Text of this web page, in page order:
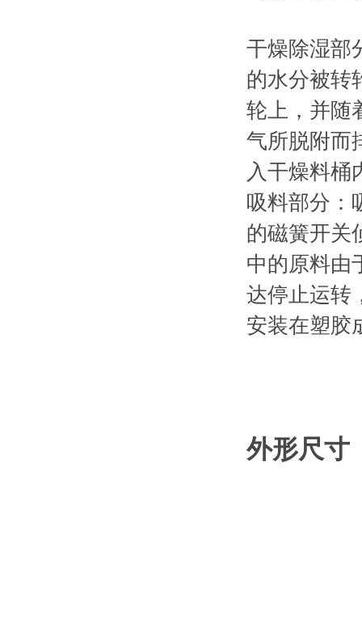
干燥除湿部
的水分被转
轮上，并随
气所脱附而
入干燥料桶
吸料部分：
的磁簧开关
中的原料由
达停止运转
安装在塑胶
外形尺寸